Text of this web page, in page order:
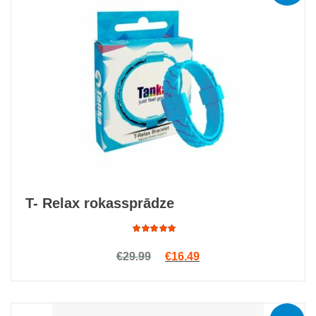
T- Relax rokassprādze
5.00
out
€29.99 Original price was: €29.99.
€16.49Current price is: